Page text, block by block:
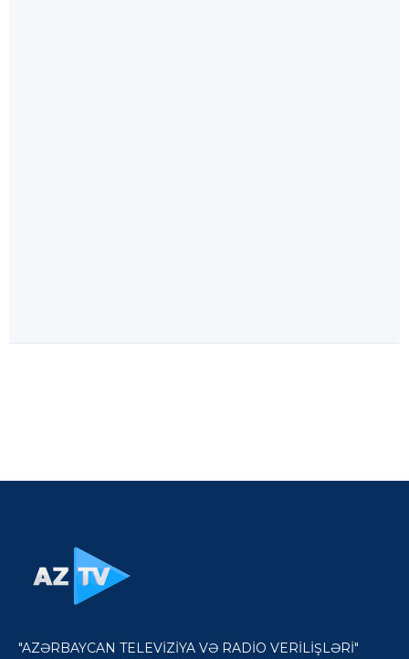
"AZƏRBAYCAN TELEVİZİYA VƏ RADİO VERİLİŞLƏRİ"